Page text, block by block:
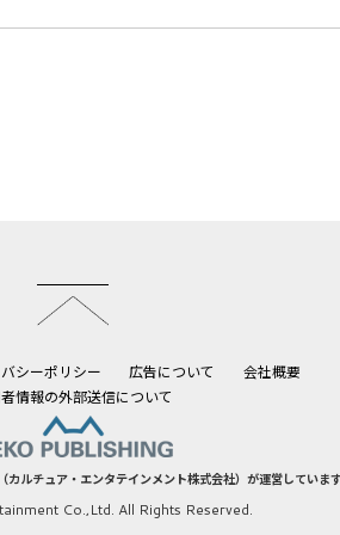
シーポリシー 広告について
会社概要
情報の外部送信について
ルチュア・エンタテインメント株式会社）が運営していま
Co.,Ltd. All Rights Reserved.